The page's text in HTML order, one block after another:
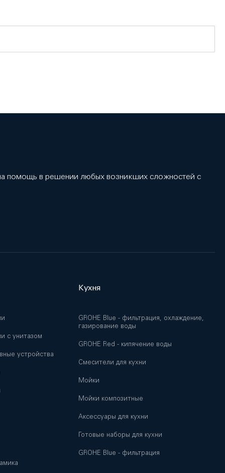
помощь в решении любых возникших сложностей с
с унитазом
устройства
Кухня
GROHE Blue - фильтрация, охлаждение,
газирование воды
GROHE Red - кипячение воды
Смесители для кухни
Мойки
Мойки композитные
Аксессуары для кухни
Готовые наборы для кухни
GROHE Blue - фильтрация